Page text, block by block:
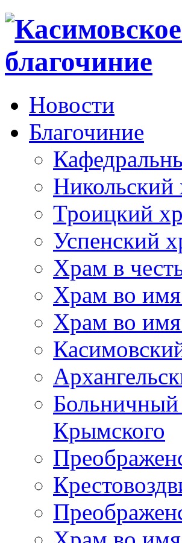
Новости
Благочиние
Никольский
Троицкий
Успенский
Храм в
Храм во имя
Храм во
Больничный
Крымского